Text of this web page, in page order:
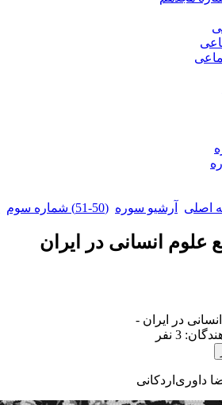
اصلی آرشیو سوره (50-51) شماره سوم
علوم انسانی در ایران
در ایران -
3 نفر
داوری‌اردکانی